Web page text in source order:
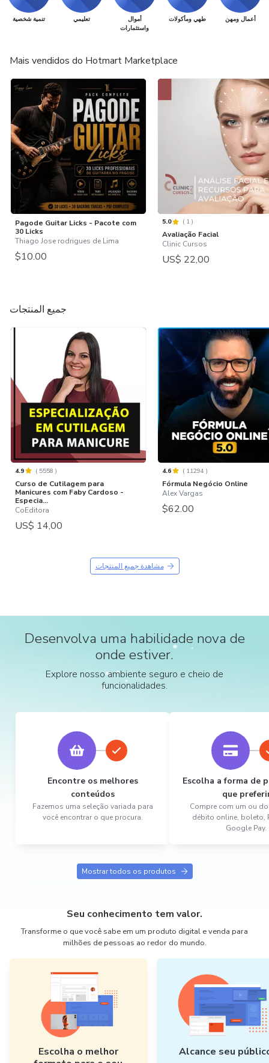
تنمية شخصية تعليمي
أموال
واستثمارات
طهي ومأكولات أعمال ومهن
Mais vendidos do Hotmart Marketplace
Pagode Guitar Licks - Pacote com
30 Licks
Thiago Jose rodrigues de Lima
$10.00
5.0 ( 1 )
Avaliação Facial
Clinic Cursos
US$ 22,00
جميع المنتجات
4.9 ( 5558 )
Curso de Cutilagem para
Manicures com Faby Cardoso -
Especia...
CoEditora
US$ 14,00
4.6 ( 11294 )
Fórmula Negócio Online
Alex Vargas
$62.00
مشاهدة جميع المنتجات
Desenvolva uma habilidade nova de
onde estiver.
Explore nosso ambiente seguro e cheio de
funcionalidades.
Encontre os melhores
conteúdos
Fazemos uma seleção variada para
você encontrar o que procura.
Escolha a forma de
que
Compre com um ou
débito online, boleto,
Google Pay.
Mostrar todos os produtos
Seu conhecimento tem valor.
Transforme o que você sabe em um produto digital e venda para
milhões de pessoas ao redor do mundo.
Escolha o melhor
Alcance seu